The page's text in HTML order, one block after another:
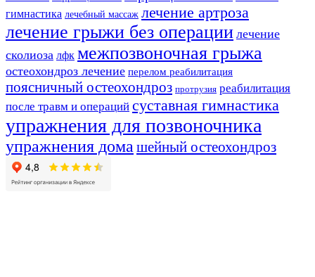
гимнастика лечебный массаж лечение артроза
лечение грыжи без операции лечение
сколиоза лфк межпозвоночная грыжа
остеохондроз лечение перелом реабилитация
поясничный остеохондроз протрузия реабилитация
после травм и операций суставная гимнастика
упражнения для позвоночника
упражнения дома шейный остеохондроз